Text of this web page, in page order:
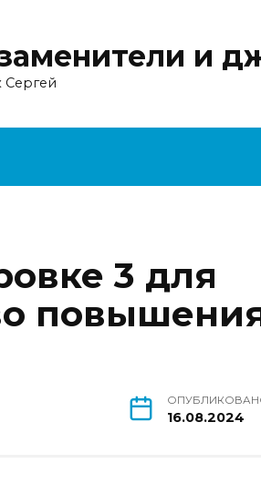
и
Сергей
3 для
16.08.2024